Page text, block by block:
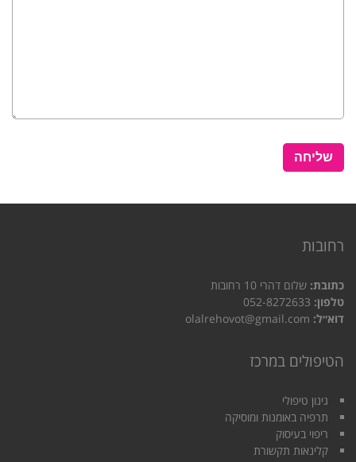
רחובות
כתובת: שלום דהרי 10 רחובות
טלפון:
דוא״ל:
הטיפולים במרכז
גינון טיפולי
תרפיה באומנות ומוסיקה
ריפוי בעיסוק
קלינאות תקשורת